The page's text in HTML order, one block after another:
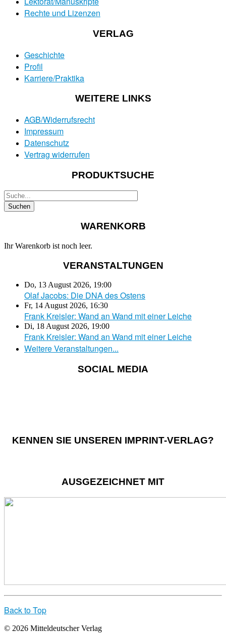
Rechte und Lizenzen
VERLAG
Geschichte
Profil
Karriere/Praktika
WEITERE LINKS
AGB/Widerrufsrecht
Impressum
Datenschutz
Vertrag widerrufen
PRODUKTSUCHE
WARENKORB
Ihr Warenkorb ist noch leer.
VERANSTALTUNGEN
Do, 13 August 2026, 19:00
Olaf Jacobs: Die DNA des Ostens
Fr, 14 August 2026, 16:30
Frank Kreisler: Wand an Wand mit einer Leiche
Di, 18 August 2026, 19:00
Frank Kreisler: Wand an Wand mit einer Leiche
Weitere Veranstaltungen...
SOCIAL MEDIA
KENNEN SIE UNSEREN IMPRINT-VERLAG?
AUSGEZEICHNET MIT
Back to Top
© 2026 Mitteldeutscher Verlag